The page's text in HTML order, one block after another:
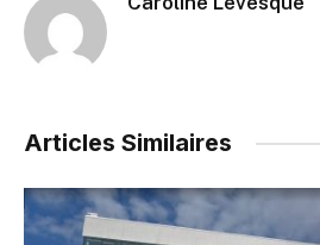
Articles Similaires